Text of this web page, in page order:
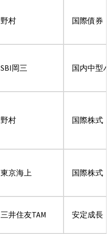
野村 国際債券
SBI岡三 国内中型
野村 国際株式
東京海上 国際株式
三井住友TAM 安定成長